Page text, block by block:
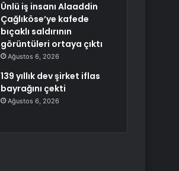
Ünlü iş insanı Alaaddin
Çağlıköse’ye kafede
bıçaklı saldırının
görüntüleri ortaya çıktı
Ağustos 6, 2026
139 yıllık dev şirket iflas
bayrağını çekti
Ağustos 6, 2026